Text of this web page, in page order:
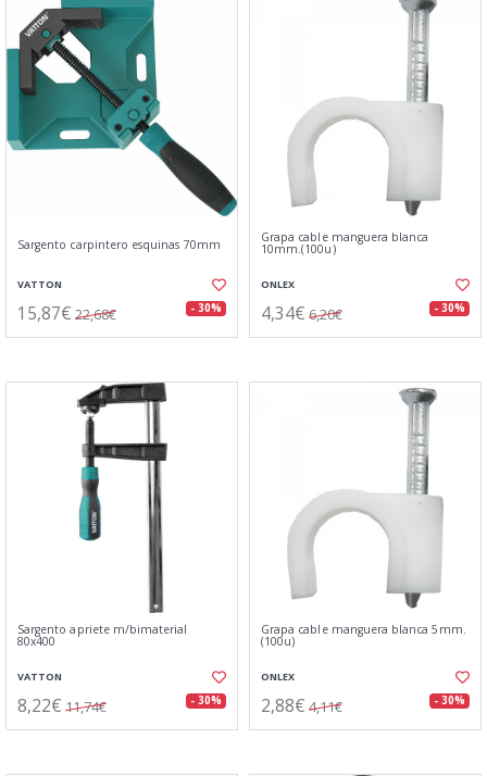
Sargento carpintero esquinas 70mm
VATTON
15,87€ 22,68€ - 30%
Grapa cable manguera blanca
10mm.(100u)
ONLEX
4,34€ 6,20€ - 30%
Sargento apriete m/bimaterial
80x400
VATTON
8,22€ 11,74€ - 30%
Grapa cable manguera blanca 5mm.
(100u)
ONLEX
2,88€ 4,11€ - 30%